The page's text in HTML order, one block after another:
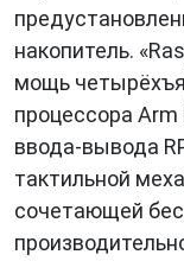
Эволюция
С течением
значительные
существования
и громоздкими
развитием
накопитель.
мощь
процессора Arm
ввода-вывода
тактильной
сочетающей